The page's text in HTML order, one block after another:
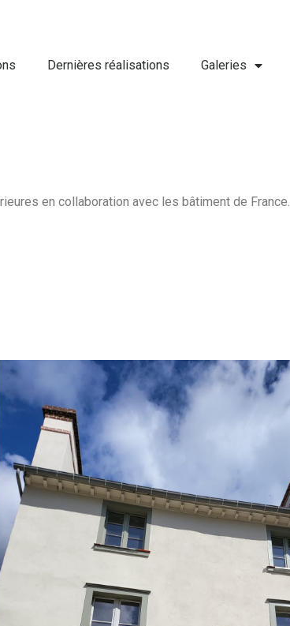
Dernières réalisations Galeries
en collaboration avec les bâtiment de France.